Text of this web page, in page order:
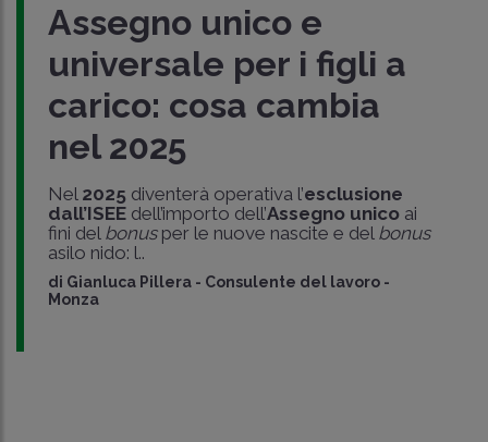
Assegno unico e
universale per i figli a
carico: cosa cambia
nel 2025
Nel 2025 diventerà operativa l’esclusione
dall’ISEE dell’importo dell’Assegno unico ai
fini del bonusper le nuove nascite e del bonus
asilo nido: l..
di Gianluca Pillera - Consulente del lavoro -
Monza